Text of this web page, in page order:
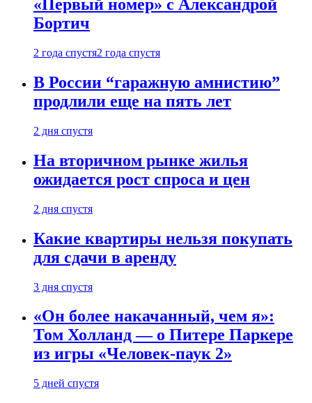
«Первый номер» с Александрой
Бортич
2 года спустя2 года спустя
В России “гаражную амнистию”
продлили еще на пять лет
2 дня спустя
На вторичном рынке жилья
ожидается рост спроса и цен
2 дня спустя
Какие квартиры нельзя покупать
для сдачи в аренду
3 дня спустя
«Он более накачанный, чем я»:
Том Холланд — о Питере Паркере
из игры «Человек-паук 2»
5 дней спустя